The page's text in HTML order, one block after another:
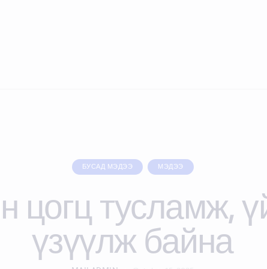
БУСАД МЭДЭЭ МЭДЭЭ
цогц тусламж,
үзүүлж байна